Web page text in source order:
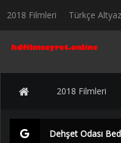
2018 Filmleri Türkçe
2018 Filmleri
Dehşet Odası